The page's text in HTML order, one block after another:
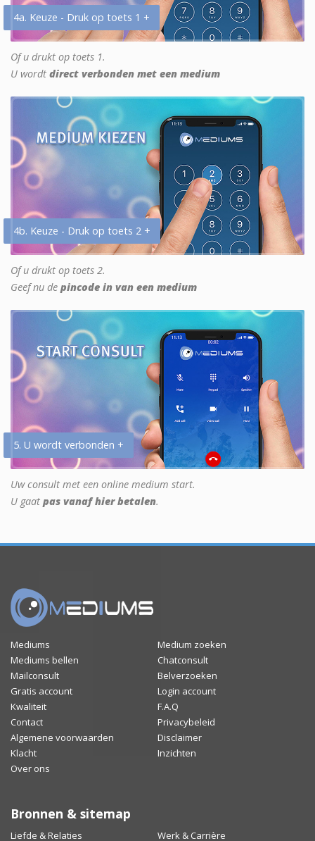
4a. Keuze - Druk op toets 1 +
Of u drukt op toets 1.
U wordt direct verbonden met een medium
4b. Keuze - Druk op toets 2 +
Of u drukt op toets 2.
Geef nu de pincode in van een medium
5. U wordt verbonden +
Uw consult met een online medium start.
U gaat pas vanaf hier betalen.
Mediums
Medium zoeken
Mediums bellen
Chatconsult
Mailconsult
Belverzoeken
Gratis account
Login account
Kwaliteit
F.A.Q
Contact
Privacybeleid
Algemene voorwaarden
Disclaimer
Klacht
Inzichten
Over ons
Bronnen & sitemap
Liefde & Relaties Werk & Carrière